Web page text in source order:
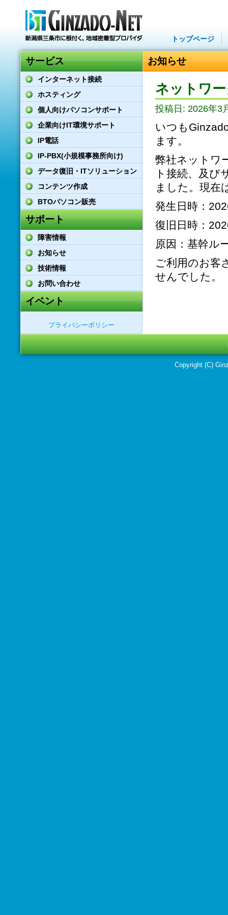
トップページ
サービス
インターネット接続
ホスティング
個人向けパソコンサポート
企業向けIT環境サポート
IP電話
IP-PBX(小規模事務所向け)
データ復旧・ITソリューション
コンテンツ作成
BTOパソコン販売
サポート
障害情報
お知らせ
技術情報
お問い合わせ
イベント
プライバシーポリシー
お知らせ
ネットワ
投稿日: 2026年3
いつも
ます。
弊社ネットワ
ト接続、及び
ました。現在
発生日時：
復旧日時：
原因：基幹ル
ご利用のお客
せんでした。
Copyright (C)